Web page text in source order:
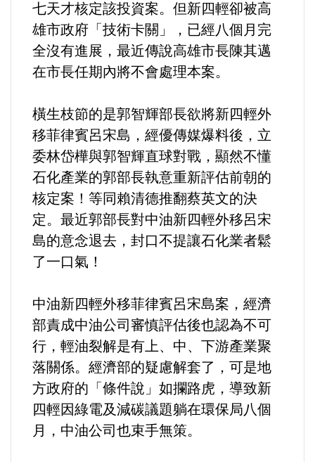
內政/社會/福利/弱勢/慈善
國際/全球
交通運輸
中美台
正能量
餐飲美食
法制/司法/監督
防災/救災
考試/監察
國安/國防/外交
七天才核定該投資案。但新四輕卻被高
雄市政府「技術卡關」，已經八個月完
全沒有進展，最近傳說高雄市長陳其邁
在市長任期內將不會處理本案。
橫生枝節的是郭智輝部長欲將新四輕外
移菲律賓呂宋島，經優傳媒爆料後，立
委林岱樺與郭智輝直球對戰，顯然不懂
石化產業的郭部長執意重新評估前朝的
核定案！等同賴清德推翻蔡英文的決
定。最近郭部長對中油新四輕外移呂宋
島的意念退去，封口不提讓石化業者鬆
了一口氣！
中油新四輕外移菲律賓呂宋島案，經濟
部責成中油公司審慎評估後也認為不可
行，輕油裂解是有上、中、下游產業聚
落關係。經濟部的疑慮解套了，可是地
方政府的「條件說」如攔路虎，導致新
四輕因綠電及減碳議題躺在環保局八個
月，中油公司也束手無策。